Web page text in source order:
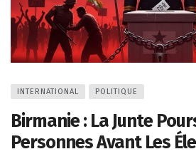
INTERNATIONAL POLITIQUE
Birmanie : La Junte
Personnes Avant Les